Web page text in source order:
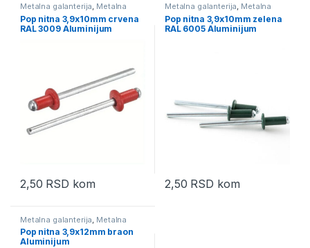
Metalna galanterija, Metalna
pozamanterija Pop nitne u boji
aluminijum
Pop nitna 3,9x10mm crvena
RAL 3009 Aluminijum
2,50 RSD kom
Metalna galanterija, Metalna
pozamanterija Pop nitne u boji
aluminijum
Pop nitna 3,9x10mm zelena
RAL 6005 Aluminijum
2,50 RSD kom
Metalna galanterija Metalna
pozamanterija Pop nitne u boji
aluminijum
Pop nitna 3,9x12mm braon
Aluminijum